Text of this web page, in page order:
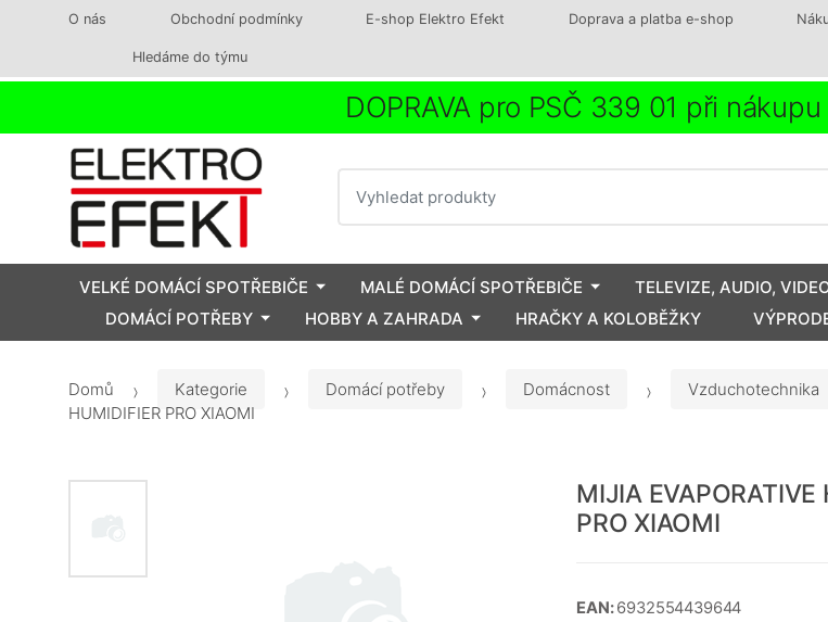
O nás Obchodní podmínky E-shop Elektro Efekt Doprava a platba e-shop
Hledáme do týmu
DOPRAVA pro PSČ 339 01 při
VELKÉ DOMÁCÍ SPOTŘEBIČE MALÉ DOMÁCÍ SPOTŘEBIČE TELEVIZE, AUDIO,
DOMÁCÍ POTŘEBY
HOBBY A ZAHRADA HRAČKY A KOLOBĚŽKY
Domů Kategorie Domácí potřeby Domácnost Vzduchotechnika
HUMIDIFIER PRO XIAOMI
MIJIA EVAPORATIVE
PRO XIAOMI
EAN:6932554439644